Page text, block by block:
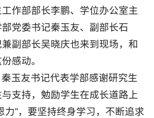
作部部长李鹏、学位办公室主
党委书记秦玉友、副部长石
副部长吴晓庆也来到现场，和
感动。
玉友书记代表学部感谢研究生
支持，勉励学生在成长道路上
力”，要坚持终身学习，不断追求